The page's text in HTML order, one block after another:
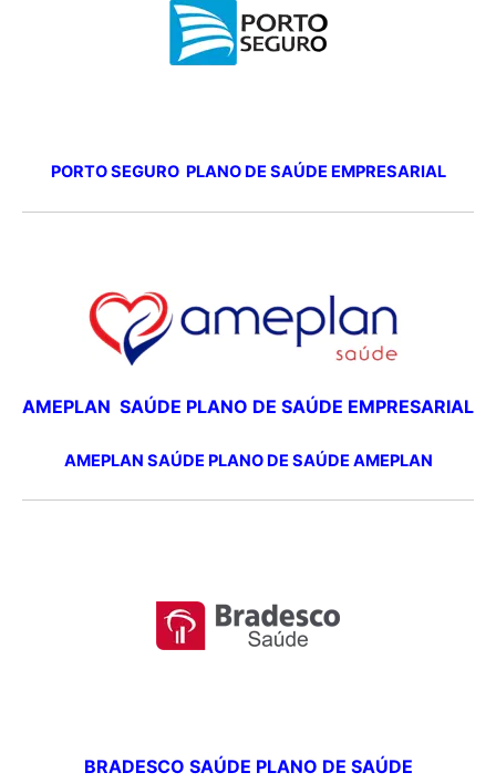
PORTO SEGURO PLANO DE SAÚDE EMPRESARIAL
AMEPLAN SAÚDE PLANO DE SAÚDE EMPRESARIAL
AMEPLAN SAÚDE PLANO DE SAÚDE AMEPLAN
BRADESCO SAÚDE PLANO DE SAÚDE